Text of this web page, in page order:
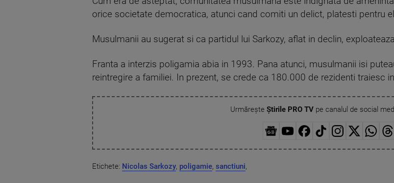
orice societate democratica, atunci cand comiti un delict, platesti pentru
Musulmanii au sugerat si ca partidul lui Sarkozy, aflat in declin,
Franta a interzis poligamia abia in 1993. Pana atunci, musulmanii isi
reintregire a familiei. In prezent, se crede ca 180.000 de rezidenti traiesc
Urmărește Știrile PRO TVpe canalul de social
Etichete: Nicolas Sarkozy, poligamie, sanctiuni,